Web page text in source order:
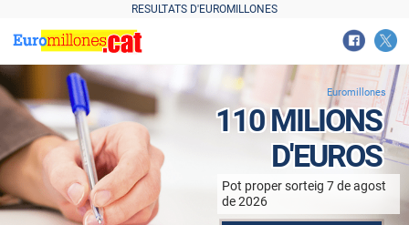
RESULTATS D'EUROMILLONES
Euromillones
110 MILIONS
D'EUROS
Pot proper sorteig 7 de agost
de 2026